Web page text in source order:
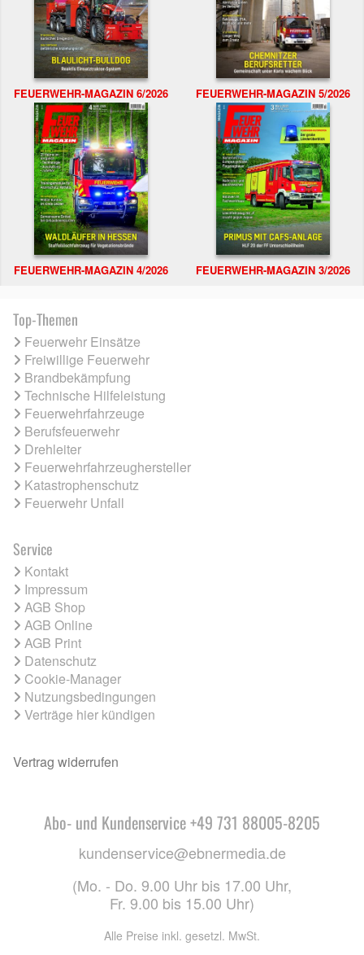
FEUERWEHR-MAGAZIN 6/2026 FEUERWEHR-MAGAZIN 5/2026
FEUERWEHR-MAGAZIN 4/2026 FEUERWEHR-MAGAZIN 3/2026
Top-Themen
Feuerwehr Einsätze
Freiwillige Feuerwehr
Brandbekämpfung
Technische Hilfeleistung
Feuerwehrfahrzeuge
Berufsfeuerwehr
Drehleiter
Feuerwehrfahrzeughersteller
Katastrophenschutz
Feuerwehr Unfall
Service
Kontakt
Impressum
AGB Shop
AGB Online
AGB Print
Datenschutz
Cookie-Manager
Nutzungsbedingungen
Verträge hier kündigen
Vertrag widerrufen
Abo- und Kundenservice +49 731 88005-8205
kundenservice@ebnermedia.de
(Mo. - Do. 9.00 Uhr bis 17.00 Uhr,
Fr. 9.00 bis 15.00 Uhr)
Alle Preise inkl. gesetzl. MwSt.